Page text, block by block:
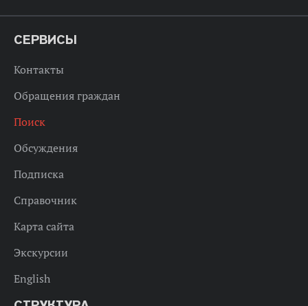
СЕРВИСЫ
Контакты
Обращения граждан
Поиск
Обсуждения
Подписка
Справочник
Карта сайта
Экскурсии
English